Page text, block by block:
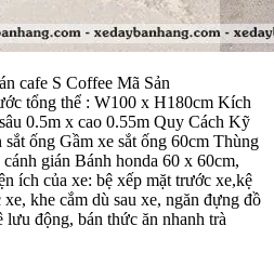
cafe S Coffee Mã Sản
tổng thể : W100 x H180cm Kích
0.5m x cao 0.55m Quy Cách Kỹ
ống Gầm xe sắt ống 60cm Thùng
gián Bánh honda 60 x 60cm,
ích của xe: bệ xếp mặt trước xe,kệ
khe cắm dù sau xe, ngăn đựng đồ
động, bán thức ăn nhanh trà